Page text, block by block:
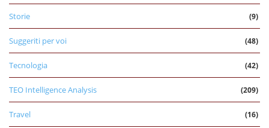
Storie (9)
Suggeriti per voi (48)
Tecnologia (42)
TEO Intelligence Analysis (209)
Travel (16)